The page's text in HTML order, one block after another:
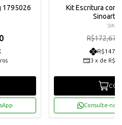
1795026
Kit Escritura com
Sinoart -
R$172,67
3 x de
Consulte-nos